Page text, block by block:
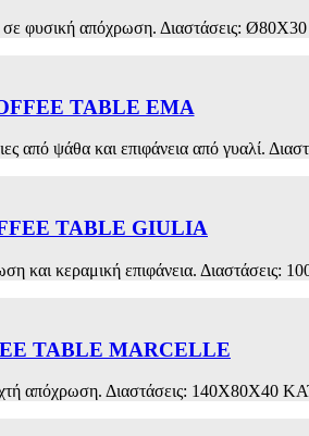
σε φυσική απόχρωση. Διαστάσεις:
TABLE EMA
από ψάθα και επιφάνεια από
TABLE GIULIA
και κεραμική επιφάνεια.
TABLE MARCELLE
απόχρωση. Διαστάσεις: